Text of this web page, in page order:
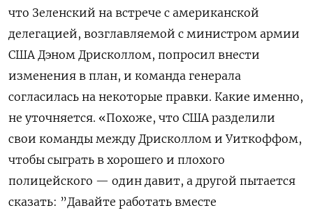
что Зеленский на встрече с американской
делегацией, возглавляемой с министром армии
США Дэном Дрисколлом, попросил внести
изменения в план, и команда генерала
согласилась на некоторые правки. Какие именно,
не уточняется. «Похоже, что США разделили
свои команды между Дрисколлом и Уиткоффом,
чтобы сыграть в хорошего и плохого
полицейского — один давит, а другой пытается
сказать: ”Давайте работать вместе